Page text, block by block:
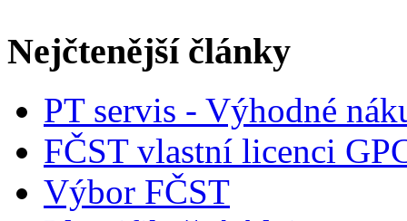
Nejčtenější články
PT servis - Výhodné
FČST vlastní licenci
Výbor FČST